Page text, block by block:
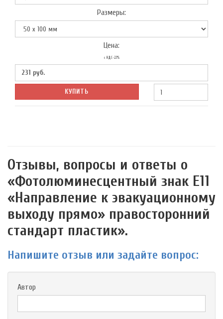
Размеры:
Цена:
с НДС-22%
231 руб.
КУПИТЬ
Отзывы, вопросы и ответы о
«Фотолюминесцентный знак Е11
«Направление к эвакуационному
выходу прямо» правосторонний
стандарт пластик».
Напишите отзыв или задайте вопрос:
Автор